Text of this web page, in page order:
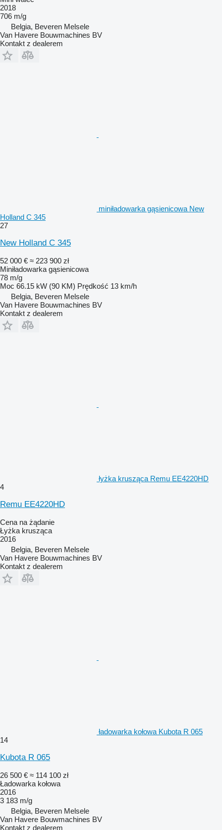
2018
706 m/g
Belgia, Beveren Melsele
Van Havere Bouwmachines BV
Kontakt z dealerem
miniładowarka gąsienicowa New
Holland C 345
27
New Holland C 345
52 000 € ≈ 223 900 zł
Miniładowarka gąsienicowa
78 m/g
Moc 66.15 kW (90 KM) Prędkość 13 km/h
Belgia, Beveren Melsele
Van Havere Bouwmachines BV
Kontakt z dealerem
łyżka krusząca Remu EE4220HD
4
Remu EE4220HD
Cena na żądanie
Łyżka krusząca
2016
Belgia, Beveren Melsele
Van Havere Bouwmachines BV
Kontakt z dealerem
ładowarka kołowa Kubota R 065
14
Kubota R 065
26 500 € ≈ 114 100 zł
Ładowarka kołowa
2016
3 183 m/g
Belgia, Beveren Melsele
Van Havere Bouwmachines BV
Kontakt z dealerem